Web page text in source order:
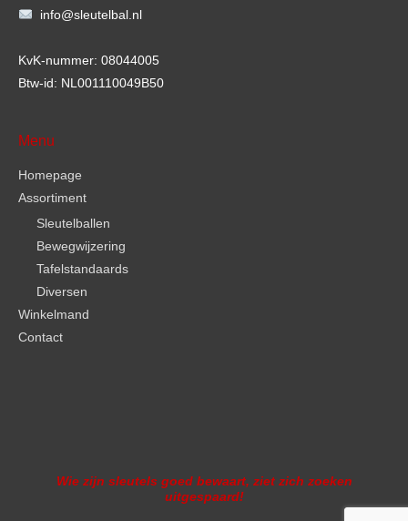
info@sleutelbal.nl
KvK-nummer: 08044005
Btw-id: NL001110049B50
Menu
Homepage
Assortiment
Sleutelballen
Bewegwijzering
Tafelstandaards
Diversen
Winkelmand
Contact
Wie zijn sleutels goed bewaart, ziet zich zoeken
uitgespaard!